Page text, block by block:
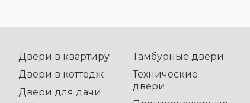
Двери в квартиру
Двери в коттедж
Двери для дачи
Тамбурные двери
Технические
двери